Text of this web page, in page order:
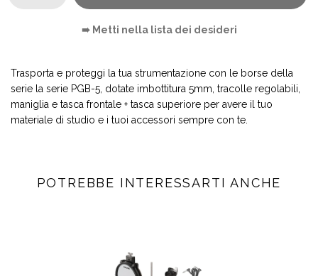
➠ Metti nella lista dei desideri
Trasporta e proteggi la tua strumentazione con le borse della
serie la serie PGB-5, dotate imbottitura 5mm, tracolle regolabili,
maniglia e tasca frontale + tasca superiore per avere il tuo
materiale di studio e i tuoi accessori sempre con te.
POTREBBE INTERESSARTI ANCHE